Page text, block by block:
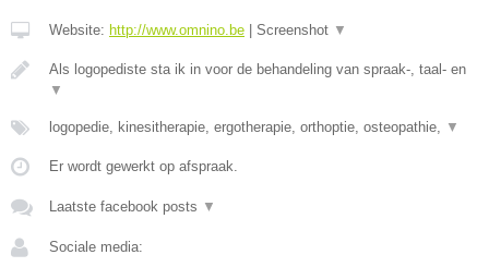
Website: http://www.omnino.be Screenshot ▼
Als logopediste sta ik in voor de behandeling van spraak-, taal- en
▼
logopedie, kinesitherapie, ergotherapie, orthoptie, osteopathie, ▼
Er wordt gewerkt op afspraak.
Laatste facebook posts ▼
Sociale media: